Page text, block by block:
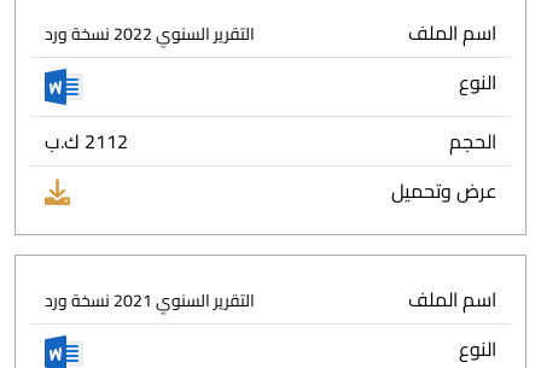
اسم الملف التقرير السنوي 2022 نسخة ورد
النوع
الحجم
2112 ك.ب
عرض وتحميل
اسم الملف التقرير السنوي 2021 نسخة ورد
النوع